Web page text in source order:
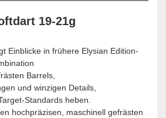
19-21g
Einblicke in frühere Elysian Edition-
Barrels,
und winzigen Details,
Standards heben.
hochpräzisen, maschinell gefrästen